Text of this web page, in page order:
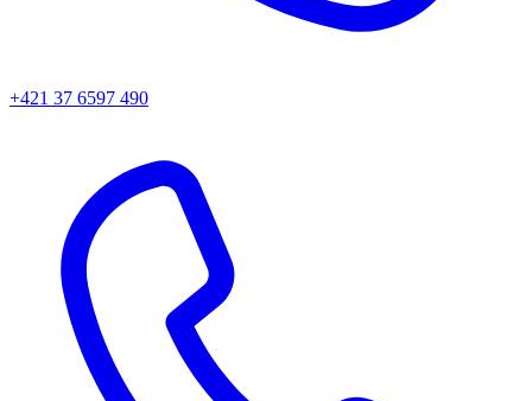
+421 37 6597 490